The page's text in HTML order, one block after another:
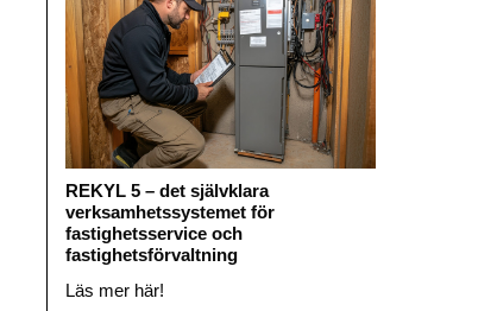
REKYL 5 – det självklara
verksamhetssystemet för
fastighetsservice och
fastighetsförvaltning
Läs mer här!